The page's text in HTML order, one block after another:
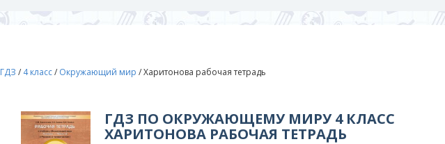
ГДЗ / 4 класс/ Окружающий мир /Харитонова рабочая тетрадь
ГДЗ ПО ОКРУЖАЮЩЕМУ МИРУ 4 КЛАСС
ХАРИТОНОВА РАБОЧАЯ ТЕТРАДЬ